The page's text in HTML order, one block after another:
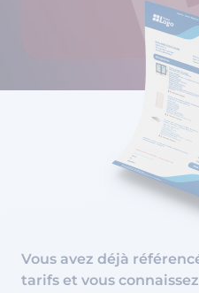
Vous avez déjà
tarifs et vous